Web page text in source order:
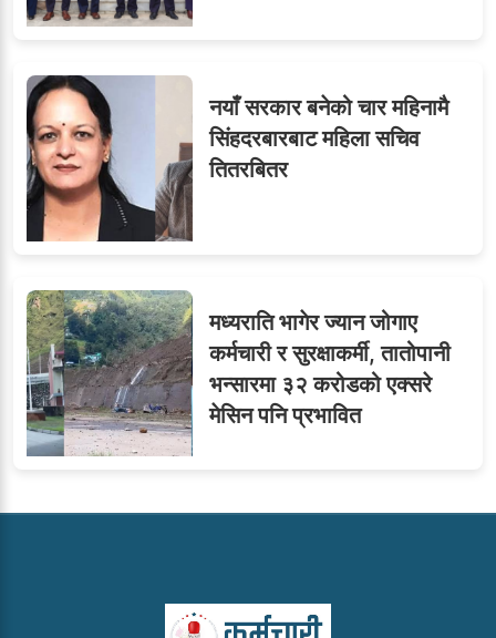
नयाँ सरकार बनेको चार महिनामै
सिंहदरबारबाट महिला सचिव
तितरबितर
मध्यराति भागेर ज्यान जोगाए
कर्मचारी र सुरक्षाकर्मी, तातोपानी
भन्सारमा ३२ करोडको एक्सरे
मेसिन पनि प्रभावित